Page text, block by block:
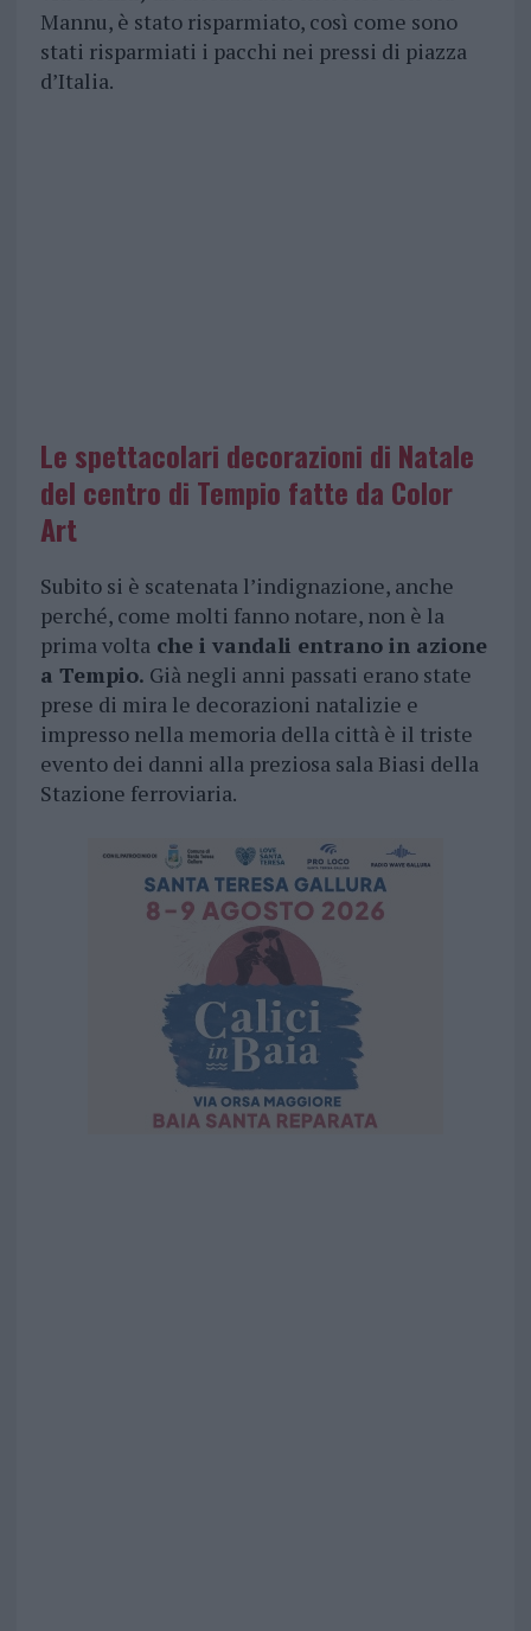
Mannu, è stato risparmiato, così come sono
stati risparmiati i pacchi nei pressi di piazza
d’Italia.
Le spettacolari decorazioni di Natale
del centro di Tempio fatte da Color
Art
Subito si è scatenata l’indignazione, anche
perché, come molti fanno notare, non è la
prima voltache i vandali entrano in azione
a Tempio. Già negli anni passati erano state
prese di mira le decorazioni natalizie e
impresso nella memoria della città è il triste
evento dei danni alla preziosa sala Biasi della
Stazione ferroviaria.